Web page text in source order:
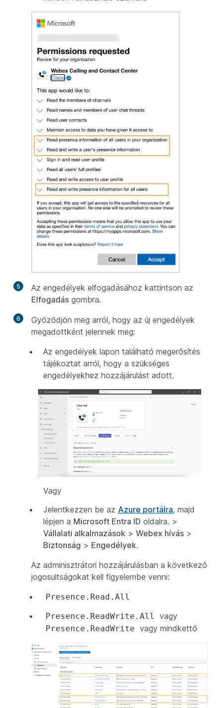
5
Az engedélyek elfogadásához kattintson az
Elfogadás gombra.
6
Győződjön meg arról, hogy az új engedélyek
megadottként jelennek meg:
Az engedélyek lapon található megerősítés
tájékoztat arról, hogy a szükséges
engedélyekhez hozzájárulást adott.
Vagy
Jelentkezzen be az Azure portálra, majd
lépjen a Microsoft Entra ID oldalra. >
Vállalati alkalmazások > Webex hívás >
Biztonság > Engedélyek.
Az adminisztrátori hozzájárulásban a következő
jogosultságokat kell figyelembe venni:
Presence.Read.All
Presence.ReadWrite.All vagy
Presence.ReadWrite vagy mindkettő